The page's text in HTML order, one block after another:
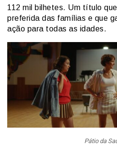
112 mil bilhetes. Um título
preferida das famílias e que
ação para todas as idades.
Pátio da